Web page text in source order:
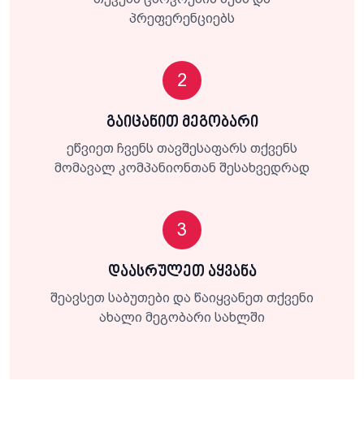
პრეფერენციებს
2
გაიცანით მეგობარი
ეწვიეთ ჩვენს თავშესაფარს თქვენს
მომავალ კომპანიონთან შესახვედრად
3
დაასრულეთ აყვანა
შეავსეთ საბუთები და წაიყვანეთ თქვენი
ახალი მეგობარი სახლში